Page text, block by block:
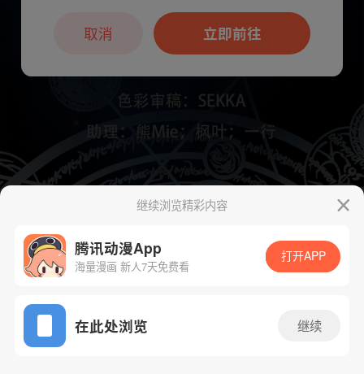
App免费看
下一话 腾漫App免费看
继续浏览精彩内容
腾讯动漫App
海量漫画 新人7天免费看
打开APP
在此处浏览 继续
本章节仅支持App阅读，可打开App新用
户7天免费看立即前往
取消